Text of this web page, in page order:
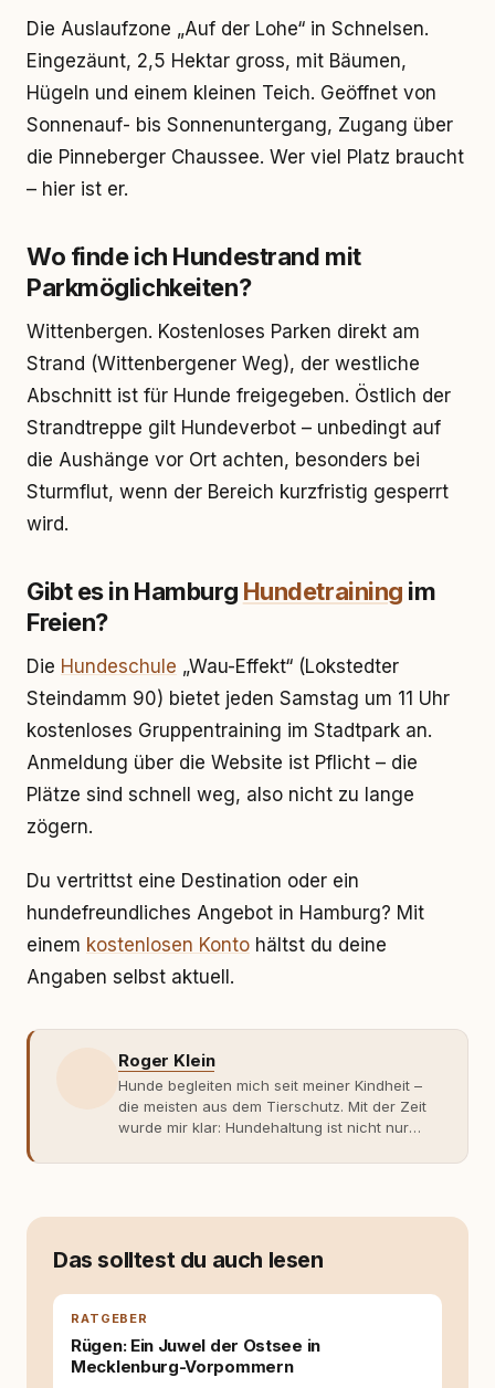
Die Auslaufzone „Auf der Lohe“ in Schnelsen.
Eingezäunt, 2,5 Hektar gross, mit Bäumen,
Hügeln und einem kleinen Teich. Geöffnet von
Sonnenauf- bis Sonnenuntergang, Zugang über
die Pinneberger Chaussee. Wer viel Platz braucht
– hier ist er.
Wo finde ich Hundestrand mit
Parkmöglichkeiten?
Wittenbergen. Kostenloses Parken direkt am
Strand (Wittenbergener Weg), der westliche
Abschnitt ist für Hunde freigegeben. Östlich der
Strandtreppe gilt Hundeverbot – unbedingt auf
die Aushänge vor Ort achten, besonders bei
Sturmflut, wenn der Bereich kurzfristig gesperrt
wird.
Gibt es in Hamburg Hundetraining im
Freien?
Die Hundeschule „Wau-Effekt“ (Lokstedter
Steindamm 90) bietet jeden Samstag um 11 Uhr
kostenloses Gruppentraining im Stadtpark an.
Anmeldung über die Website ist Pflicht – die
Plätze sind schnell weg, also nicht zu lange
zögern.
Du vertrittst eine Destination oder ein
hundefreundliches Angebot in Hamburg? Mit
einem kostenlosen Konto hältst du deine
Angaben selbst aktuell.
Roger Klein
Hunde begleiten mich seit meiner Kindheit –
die meisten aus dem Tierschutz. Mit der Zeit
wurde mir klar: Hundehaltung ist nicht nur
Fachwissen. Der Wendepunkt kam mit meinem
moderner Hundeerziehung
entsteht echte Bindung dort, wo Verständnis
Wissen ersetzt – nicht umgekehrt. Aus dieser
Entwicklung entstand rundum.dog – ein
Wissens- und Serviceportal für
Hundehalter:innen in Deutschland, Österreich
Das solltest du auch lesen
RATGEBER
Rügen: Ein Juwel der Ostsee in
Mecklenburg-Vorpommern